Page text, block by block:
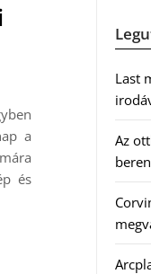
a
és
Last
Az